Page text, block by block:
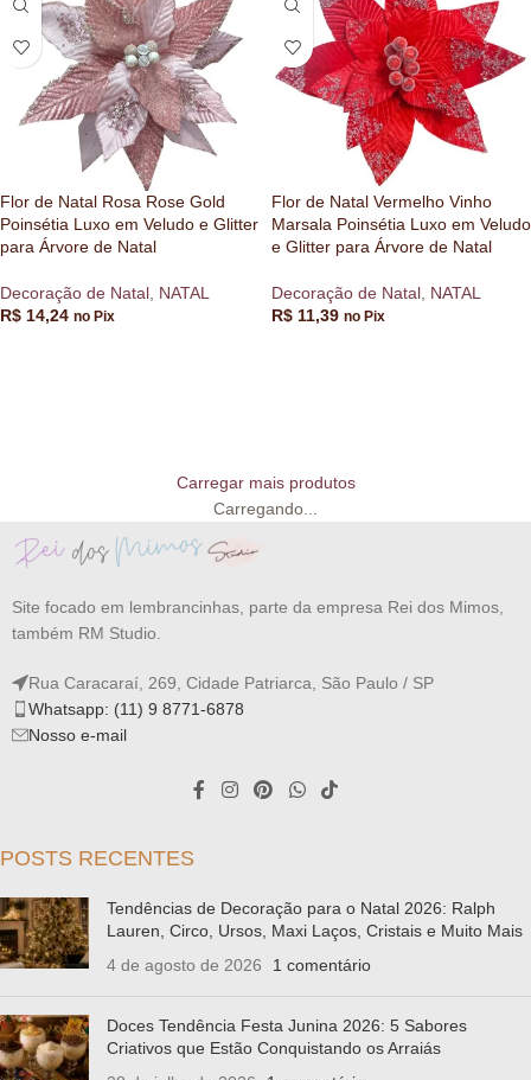
Flor de Natal Rosa Rose Gold
Poinsétia Luxo em Veludo e Glitter
para Árvore de Natal
Decoração de Natal NATAL
R$ 14,24 no Pix
Flor de Natal Vermelho Vinho
Marsala Poinsétia Luxo em Veludo
e Glitter para Árvore de Natal
Decoração de Natal NATAL
R$ 11,39 no Pix
Carregar mais produtos
Carregando...
Site focado em lembrancinhas, parte da empresa Rei dos Mimos,
também RM Studio.
Rua Caracaraí, 269, Cidade Patriarca, São Paulo / SP
Whatsapp: (11) 9 8771-6878
Nosso e-mail
POSTS RECENTES
Tendências de Decoração para o Natal 2026: Ralph
Lauren, Circo, Ursos, Maxi Laços, Cristais e Muito Mais
4 de agosto de 2026
1 comentário
Doces Tendência Festa Junina 2026: 5 Sabores
Criativos que Estão Conquistando os Arraiás